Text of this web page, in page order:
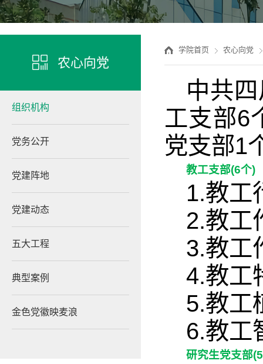
农心向党
组织机构
党务公开
党建阵地
党建动态
五大工程
典型案例
金色党徽映麦浪
学院首页 农心向党
中共
工支部6
党支部1
教工支部(6个)
1.教工
2.教工
3.教工
4.教工
5.教工
6.教工
研究生党支部